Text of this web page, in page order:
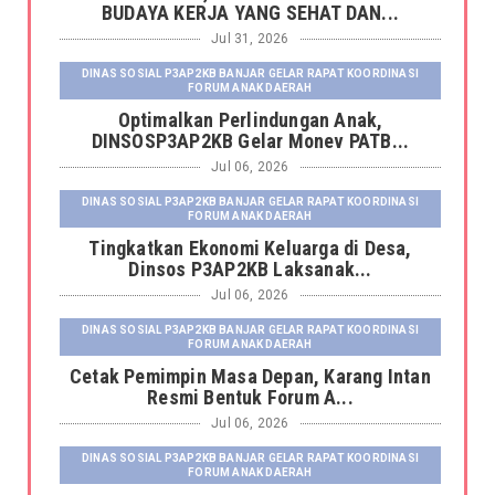
BUDAYA KERJA YANG SEHAT DAN...
Jul 31, 2026
DINAS SOSIAL P3AP2KB BANJAR GELAR RAPAT KOORDINASI
FORUM ANAK DAERAH
Optimalkan Perlindungan Anak,
DINSOSP3AP2KB Gelar Monev PATB...
Jul 06, 2026
DINAS SOSIAL P3AP2KB BANJAR GELAR RAPAT KOORDINASI
FORUM ANAK DAERAH
Tingkatkan Ekonomi Keluarga di Desa,
Dinsos P3AP2KB Laksanak...
Jul 06, 2026
DINAS SOSIAL P3AP2KB BANJAR GELAR RAPAT KOORDINASI
FORUM ANAK DAERAH
Cetak Pemimpin Masa Depan, Karang Intan
Resmi Bentuk Forum A...
Jul 06, 2026
DINAS SOSIAL P3AP2KB BANJAR GELAR RAPAT KOORDINASI
FORUM ANAK DAERAH